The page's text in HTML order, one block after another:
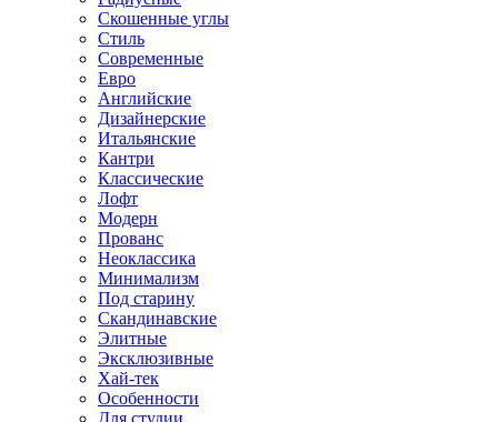
Скошенные углы
Стиль
Современные
Евро
Английские
Дизайнерские
Итальянские
Кантри
Классические
Лофт
Модерн
Прованс
Неоклассика
Минимализм
Под старину
Скандинавские
Элитные
Эксклюзивные
Хай-тек
Особенности
Для студии